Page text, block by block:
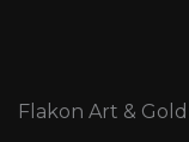
Flakon Art &